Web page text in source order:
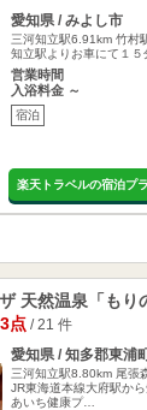
愛知県 / みよし市
三河知立駅6.91km 竹村
知立駅よりお車にて１５
営業時間
入浴料金 ～
宿泊
楽天トラベルの宿泊プ
天然温泉「もり
点/ 21 件
愛知県 / 知多郡東浦
三河知立駅8.80km 尾張
JR東海道本線大府駅か
あいち健康プ…